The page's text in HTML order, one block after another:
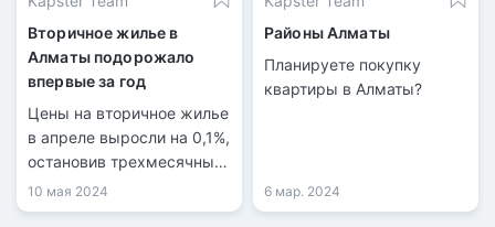
Вторичное жилье в
Алматы подорожало
впервые за год
Цены на вторичное жилье
в апреле выросли на 0,1%,
остановив трехмесячный
тренд снижения, согласно
данным БНС АСПиР РК.
10 мая 2024
Районы Алматы
Планируете покупку
квартиры в Алматы?
6 мар. 2024